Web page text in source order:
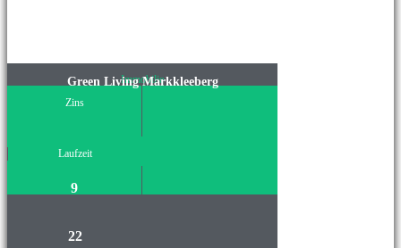
Immobilie
Green Living Markkleeberg
Zins
Laufzeit
9
22